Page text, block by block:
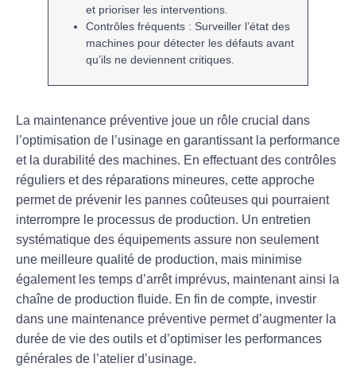
et prioriser les interventions.
Contrôles fréquents : Surveiller l’état des
machines pour détecter les défauts avant
qu’ils ne deviennent critiques.
La maintenance préventive joue un rôle crucial dans
l’optimisation de l’usinage en garantissant la performance
et la durabilité des machines. En effectuant des contrôles
réguliers et des réparations mineures, cette approche
permet de prévenir les pannes coûteuses qui pourraient
interrompre le processus de production. Un entretien
systématique des équipements assure non seulement
une meilleure qualité de production, mais minimise
également les temps d’arrêt imprévus, maintenant ainsi la
chaîne de production fluide. En fin de compte, investir
dans une maintenance préventive permet d’augmenter la
durée de vie des outils et d’optimiser les performances
générales de l’atelier d’usinage.